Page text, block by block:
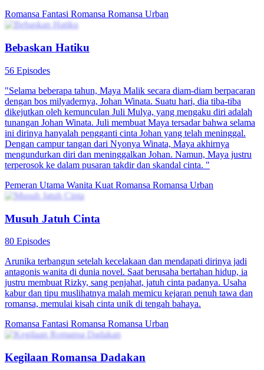
Romansa Fantasi Romansa Romansa Urban
Bebaskan Hatiku
56 Episodes
"Selama beberapa tahun, Maya Malik secara diam-diam berpacaran
dengan bos milyadernya, Johan Winata. Suatu hari, dia tiba-tiba
dikejutkan oleh kemunculan Juli Mulya, yang mengaku diri adalah
tunangan Johan Winata. Juli membuat Maya tersadar bahwa selama
ini dirinya hanyalah pengganti cinta Johan yang telah meninggal.
Dengan campur tangan dari Nyonya Winata, Maya akhirnya
mengundurkan diri dan meninggalkan Johan. Namun, Maya justru
terperosok ke dalam pusaran takdir dan skandal cinta. "
Pemeran Utama Wanita Kuat Romansa Romansa Urban
Musuh Jatuh Cinta
80 Episodes
Arunika terbangun setelah kecelakaan dan mendapati dirinya jadi
antagonis wanita di dunia novel. Saat berusaha bertahan hidup, ia
justru membuat Rizky, sang penjahat, jatuh cinta padanya. Usaha
kabur dan tipu muslihatnya malah memicu kejaran penuh tawa dan
romansa, memulai kisah cinta unik di tengah bahaya.
Romansa Fantasi Romansa Romansa Urban
Kegilaan Romansa Dadakan